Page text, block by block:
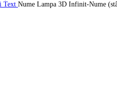
Text Nume Lampa 3D Infinit-Nume